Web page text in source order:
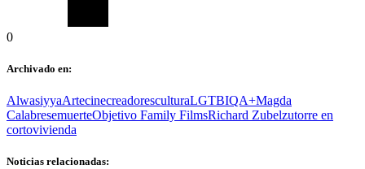
0
Archivado en:
AlwasiyyaArtecinecreadoresculturaLGTBIQA+Magda
CalabresemuerteObjetivo Family FilmsRichard Zubelzutorre en
cortovivienda
Noticias relacionadas: